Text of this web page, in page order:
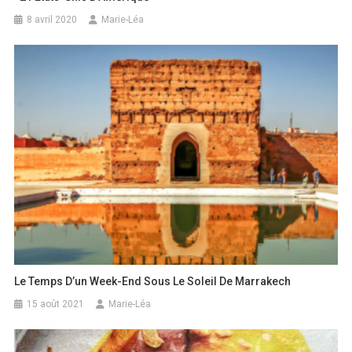
8 avril 2020 Marie-Léa
Le Temps D’un Week-End Sous Le Soleil De Marrakech
15 août 2021 Marie-Léa